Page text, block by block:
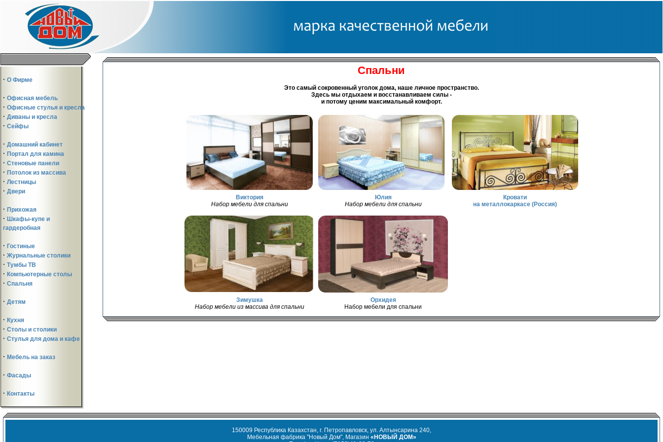
· О Фирме
· Офисная мебель
· Офисные стулья и кресла
· Диваны и кресла
· Сейфы
· Домашний кабинет
· Портал для камина
· Стеновые панели
· Потолок из массива
· Лестницы
· Двери
· Прихожая
· Шкафы-купе и
гардеробная
· Гостиные
· Журнальные столики
· Тумбы ТВ
· Компьютерные столы
· Спальня
· Детям
· Кухня
· Столы и столики
· Стулья для дома и кафе
· Мебель на заказ
· Фасады
· Контакты
Спальни
Это самый сокровенный уголок дома, наше личное пространство.
Здесь мы отдыхаем и восстанавливаем силы -
и потому ценим максимальный комфорт.
Виктория
Набор мебели для спальни
Юлия
Набор мебели для спальни
Кровати
на металлокаркасе (Россия)
Зимушка
Набор мебели из массива для спальни
Орхидея
Набор мебели для спальни
150009 Республика Казахстан, г. Петропавловск, ул. Алтынсарина 240,
Мебельная фабрика "Новый Дом", Магазин «НОВЫЙ ДОМ»